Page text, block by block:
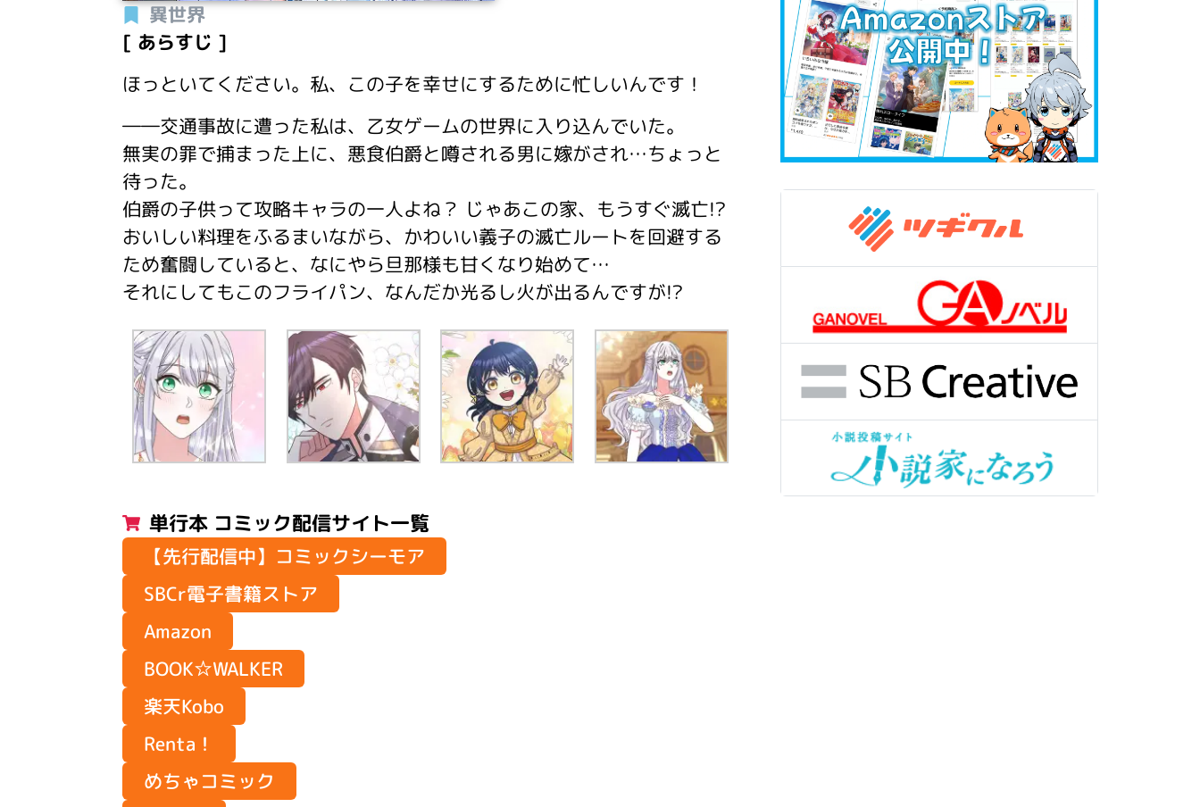
異世界
[ あらすじ ]
ほっといてください。私、この子を幸せにするために忙しいんです！
――交通事故に遭った私は、乙女ゲームの世界に入り込んでいた。
無実の罪で捕まった上に、悪食伯爵と噂される男に嫁がされ…ちょっと
待った。
伯爵の子供って攻略キャラの一人よね？ じゃあこの家、もうすぐ滅亡!?
おいしい料理をふるまいながら、かわいい義子の滅亡ルートを回避する
ため奮闘していると、なにやら旦那様も甘くなり始めて…
それにしてもこのフライパン、なんだか光るし火が出るんですが!?
単行本 コミック配信サイト一覧
【先行配信中】コミックシーモア
SBCr電子書籍ストア
Amazon
BOOK☆WALKER
楽天Kobo
Renta！
めちゃコミック